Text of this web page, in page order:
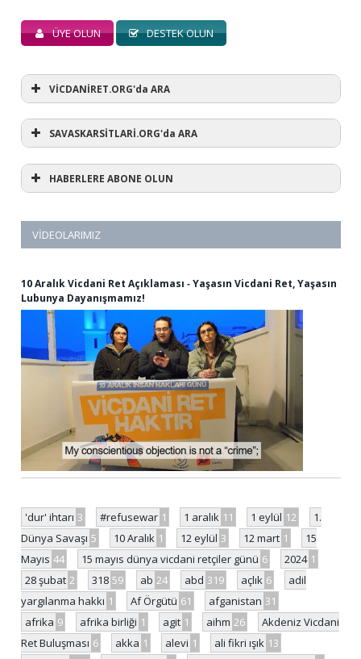
ÜYE OLUN DESTEK OLUN
VİCDANİRET.ORG'da ARA
SAVASKARSİTLARİ.ORG'da ARA
HABERLERE ABONE OLUN
VIDEOLARIMIZ
10 Aralık Vicdani Ret Açıklaması ‐ Yaşasın Vicdani Ret, Yaşasın
Lubunya Dayanışmamız!
'dur' ihtarı 3 #refusewar 1 1 aralık 11 1 eylül 12
1.
Dünya Savaşı 5 10 Aralık 1 12 eylül 3 12 mart 1
15
Mayıs 44 15 mayıs dünya vicdani retçiler günü 6 2024 1
28 şubat 2 318 59 ab 24 abd 319 açlık 6
adil
yargılanma hakkı 1 Af Örgütü 61 afganistan 31
afrika 9 afrika birliği 1 agit 1 aihm 26
Akdeniz Vicdani
Ret Buluşması 6 akka 1 alevi 1 ali fikri ışık 13